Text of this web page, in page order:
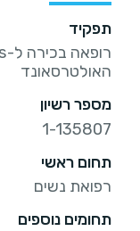
תפקיד
האולטרסאונד
מספר רשיון
1-135807
תחום ראשי
רפואת נשים
תחומים נוספים